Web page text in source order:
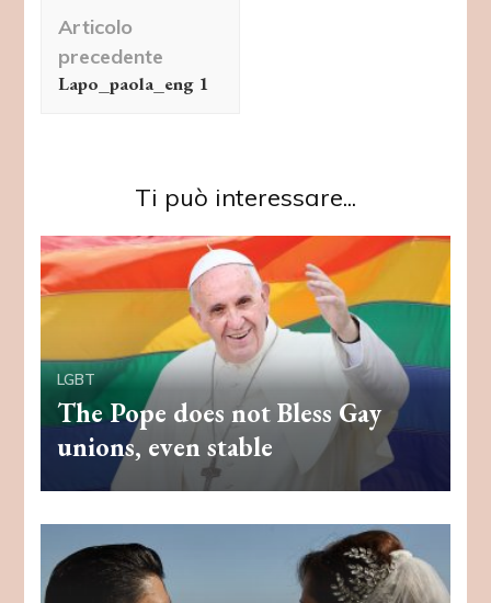
articolo
Articolo
precedente
Lapo_paola_eng 1
Ti può interessare...
LGBT
The Pope does not Bless Gay
unions, even stable